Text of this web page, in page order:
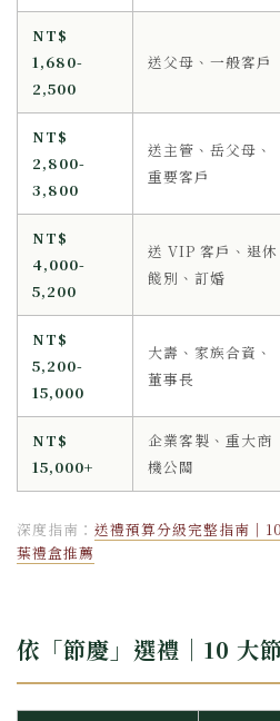
NT$
1,680-
2,500
送父母、一般客戶
NT$
2,800-
3,800
送主管、岳父母、
重要客戶
NT$
4,000-
5,200
送 VIP 客戶、退休
餞別、訂婚
NT$
5,200-
15,000
大壽、家族合資、
董事長
NT$
15,000+
企業客製、重大商
機公關
深度指南： 送禮預算分級完整指南
葉禮盒推薦
依「節慶」選禮｜10 大